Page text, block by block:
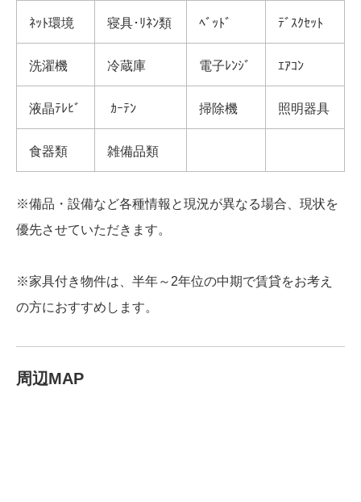
ﾈｯﾄ環境 寝具･ﾘﾈﾝ類 ﾍﾞｯﾄﾞ ﾃﾞｽｸｾｯﾄ
洗濯機 冷蔵庫 電子ﾚﾝｼﾞ ｴｱｺﾝ
液晶ﾃﾚﾋﾞ ｶｰﾃﾝ 掃除機 照明器具
食器類 雑備品類
※備品・設備など各種情報と現況が異なる場合、現状を
優先させていただきます。
※家具付き物件は、半年～2年位の中期で賃貸をお考え
の方におすすめします。
周辺MAP